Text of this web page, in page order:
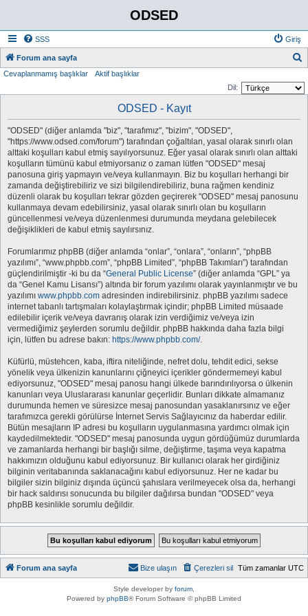
ODSED
SSS Giriş
Forum ana sayfa
Cevaplanmamış başlıklar
Aktif başlıklar
Dil:
ODSED - Kayıt
"ODSED" (diğer anlamda "biz", "tarafımız", "bizim", "ODSED",
"https://www.odsed.com/forum") tarafından çoğaltılan, yasal olarak sınırlı olan
alttaki koşulları kabul etmiş sayılıyorsunuz. Eğer yasal olarak sınırlı olan alttaki
koşulların tümünü kabul etmiyorsanız o zaman lütfen "ODSED" mesaj
panosuna giriş yapmayın ve/veya kullanmayın. Biz bu koşulları herhangi bir
zamanda değiştirebiliriz ve sizi bilgilendirebiliriz, buna rağmen kendiniz
düzenli olarak bu koşulları tekrar gözden geçirerek "ODSED" mesaj panosunu
kullanmaya devam edebilirsiniz, yasal olarak sınırlı olan bu koşulların
güncellenmesi ve/veya düzenlenmesi durumunda meydana gelebilecek
değişiklikleri de kabul etmiş sayılırsınız.
Forumlarımız phpBB (diğer anlamda “onlar”, “onlara”, “onların”, “phpBB
yazılımı”, “www.phpbb.com”, “phpBB Limited”, “phpBB Takımları”) tarafından
güçlendirilmiştir -ki bu da “General Public License” (diğer anlamda “GPL” ya
da “Genel Kamu Lisansı”) altında bir forum yazılımı olarak yayınlanmıştır ve bu
yazılımı www.phpbb.com adresinden indirebilirsiniz. phpBB yazılımı sadece
internet tabanlı tartışmaları kolaylaştırmak içindir; phpBB Limited müsaade
edilebilir içerik ve/veya davranış olarak izin verdiğimiz ve/veya izin
vermediğimiz şeylerden sorumlu değildir. phpBB hakkında daha fazla bilgi
için, lütfen bu adrese bakın: https://www.phpbb.com/.
Küfürlü, müstehcen, kaba, iftira niteliğinde, nefret dolu, tehdit edici, sekse
yönelik veya ülkenizin kanunlarını çiğneyici içerikler göndermemeyi kabul
ediyorsunuz, "ODSED" mesaj panosu hangi ülkede barındırılıyorsa o ülkenin
kanunları veya Uluslararası kanunlar geçerlidir. Bunları dikkate almamanız
durumunda hemen ve süresizce mesaj panosundan yasaklanırsınız ve eğer
tarafımızca gerekli görülürse İnternet Servis Sağlayıcınız da haberdar edilir.
Bütün mesajların IP adresi bu koşulların uygulanmasına yardımcı olmak için
kaydedilmektedir. "ODSED" mesaj panosunda uygun gördüğümüz durumlarda
ve zamanlarda herhangi bir başlığı silme, değiştirme, taşıma veya kapatma
hakkımızın olduğunu kabul ediyorsunuz. Bir kullanıcı olarak her girdiğiniz
bilginin veritabanında saklanacağını kabul ediyorsunuz. Her ne kadar bu
bilgiler sizin bilginiz dışında üçüncü şahıslara verilmeyecek olsa da, herhangi
bir hack saldırısı sonucunda bu bilgiler dağılırsa bundan "ODSED" veya
phpBB kesinlikle sorumlu değildir.
Forum ana sayfa Tüm zamanlar UTC
Çerezleri sil
Bize ulaşın
Style developer by forum
Powered by phpBB® Forum Software © phpBB Limited